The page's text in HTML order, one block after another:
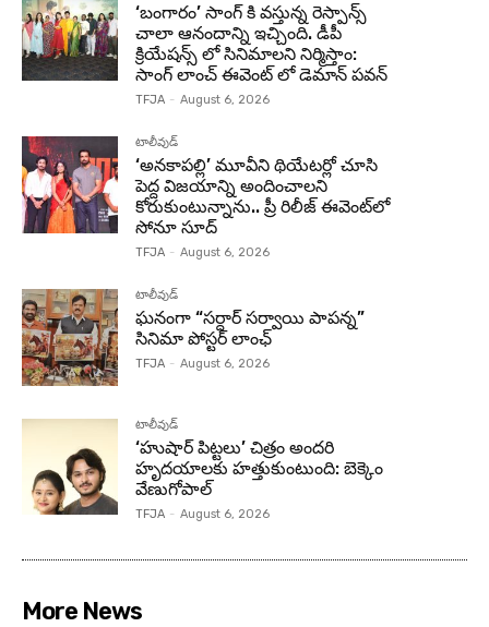
‘బంగారం’ సాంగ్ కి వస్తున్న రెస్పాన్స్
చాలా ఆనందాన్ని ఇచ్చింది. డీపీ
క్రియేషన్స్ లో సినిమాలని నిర్మిస్తాం:
సాంగ్ లాంచ్ ఈవెంట్ లో డెమాన్ పవన్
TFJA - August 6, 2026
టాలీవుడ్
‘అనకాపల్లి’ మూవీని థియేటర్లో చూసి
పెద్ద విజయాన్ని అందించాలని
కోరుకుంటున్నాను.. ప్రీ రిలీజ్ ఈవెంట్‌లో
సోనూ సూద్
TFJA - August 6, 2026
టాలీవుడ్
ఘనంగా “సర్దార్ సర్వాయి పాపన్న”
సినిమా పోస్టర్ లాంఛ్
TFJA - August 6, 2026
టాలీవుడ్
‘హుషార్‌ పిట్టలు’ చిత్రం అందరి
హృదయాలకు హత్తుకుంటుంది: బెక్కెం
వేణుగోపాల్‌
TFJA - August 6, 2026
More News